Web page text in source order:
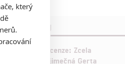
FILMŮ
Recenze: Zcela
výjimečná Gerta
který